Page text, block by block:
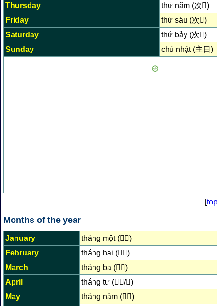
Thursday
thứ năm (次𠄼)
Friday
thứ sáu (次𦒹)
Saturday
thứ bảy (次𦉱)
Sunday
chủ nhật (主日)
[top
Months of the year
January
tháng một (𣎃𠬠)
February
tháng hai (𣎃𠄩)
March
tháng ba (𣎃𠀧)
April
tháng tư (𣎃四/𦊛)
May
tháng năm (𣎃𠄼)